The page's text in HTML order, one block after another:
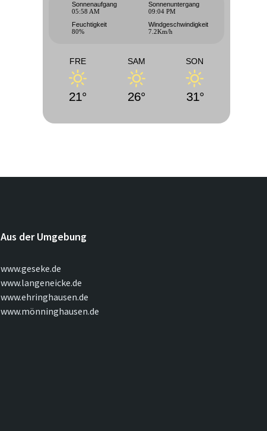
Sonnenaufgang
05:58 AM
Sonnenuntergang
09:04 PM
Feuchtigkeit
80%
Windgeschwindigkeit
7.2Km/h
FRE
21°
SAM
26°
SON
31°
Aus der Umgebung
www.geseke.de
www.langeneicke.de
www.ehringhausen.de
www.mönninghausen.de